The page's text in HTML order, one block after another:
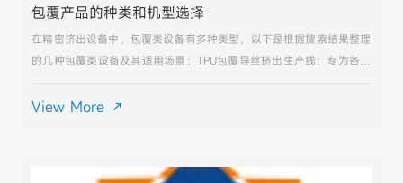
包覆产品的种类和机型选择
在精密挤出设备中，包覆类设备有多种类型，以下是根据搜索结果整理
的几种包覆类设备及其适用场景：TPU包覆导丝挤出生产线：专为各种
包覆型导丝生产而研发，适用于导丝内层为不锈钢材质、部分为镍合
金、钛合金等，外面包覆一层高分子材料的导丝生产。适用于
View More 